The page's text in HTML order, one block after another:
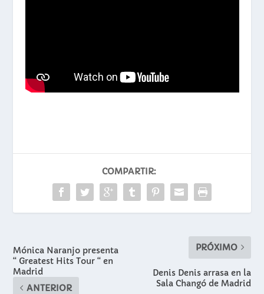
COMPARTIR:
Mónica Naranjo presenta
“ Greatest Hits Tour “ en
Madrid
ANTERIOR
PRÓXIMO
Denis Denis arrasa en la
Sala Changó de Madrid